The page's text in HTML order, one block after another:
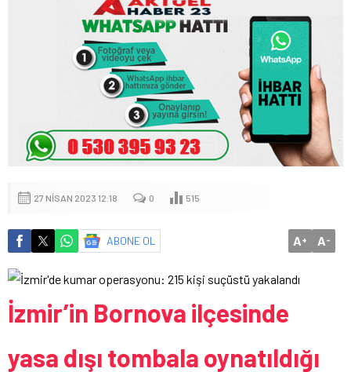
27 NISAN 2023 12:18 0 515
ABONE OL A+ A-
İzmir’in Bornova ilçesinde
yasa dışı tombala oynatıldığı